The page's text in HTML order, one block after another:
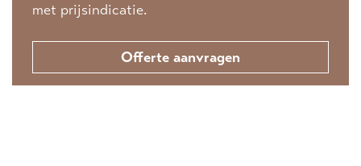
met prijsindicatie.
Offerte aanvragen